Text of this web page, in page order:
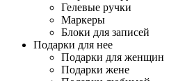
Гелевые ручки
Маркеры
Блоки для записей
Подарки для нее
Подарки для женщин
Подарки жене